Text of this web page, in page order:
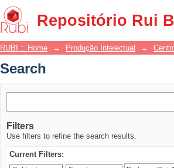
Repositório Rui
Search
RUBI :: Home → Produção Intelectual →
Search
Filters
Use filters to refine the search results.
Current Filters: